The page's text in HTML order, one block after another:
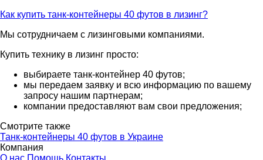
Как купить танк-контейнеры 40 футов в лизинг?
Мы сотрудничаем с лизинговыми компаниями.
Купить технику в лизинг просто:
выбираете танк-контейнер 40 футов;
мы передаем заявку и всю информацию по вашему
запросу нашим партнерам;
компании предоставляют вам свои предложения;
Смотрите также
Танк-контейнеры 40 футов в Украине
Компания
О нас Помощь Контакты